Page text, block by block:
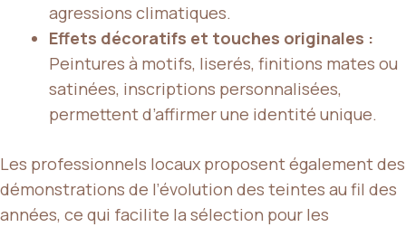
agressions climatiques.
Effets décoratifs et touches originales :
Peintures à motifs, liserés, finitions mates ou
satinées, inscriptions personnalisées,
permettent d’affirmer une identité unique.
Les professionnels locaux proposent également des
démonstrations de l’évolution des teintes au fil des
années, ce qui facilite la sélection pour les